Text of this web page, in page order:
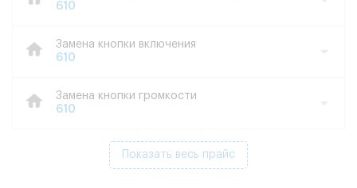
610
Замена кнопки включения
610
Замена кнопки громкости
610
Показать весь прайс